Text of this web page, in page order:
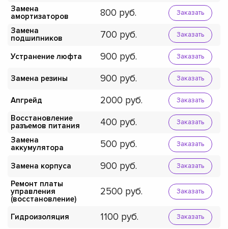
Замена
амортизаторов
800 Заказать
Замена
подшипников
700 Заказать
Устранение люфта 900 Заказать
Замена резины 900 Заказать
Апгрейд 2000 Заказать
Восстановление
разъемов питания
400 Заказать
Замена
аккумулятора
500 Заказать
Замена корпуса 900 Заказать
Ремонт платы
управления
(восстановление)
2500 Заказать
Гидроизоляция 1100 Заказать